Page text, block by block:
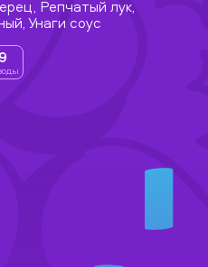
Репчатый лук,
Унаги соус